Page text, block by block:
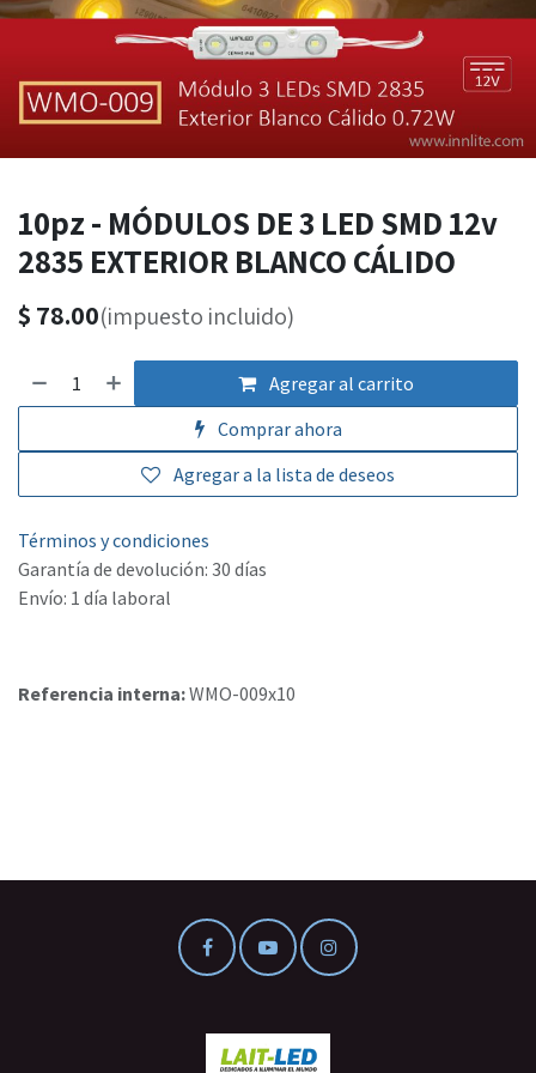
10pz - MÓDULOS DE 3 LED SMD 12v
2835 EXTERIOR BLANCO CÁLIDO
$ 78.00(impuesto incluido)
Agregar al carrito
Comprar ahora
Agregar a la lista de deseos
Términos y condiciones
Garantía de devolución: 30 días
Envío: 1 día laboral
Referencia interna:WMO-009x10